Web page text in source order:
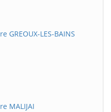
LES-BAINS
MALIJAI